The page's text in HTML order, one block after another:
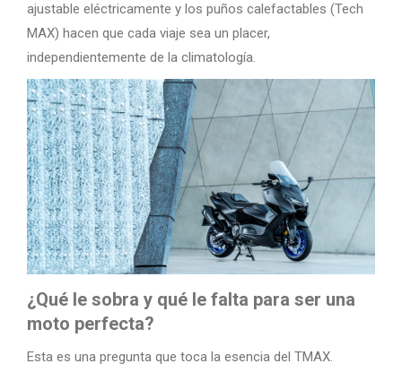
ajustable eléctricamente y los puños calefactables (Tech
MAX) hacen que cada viaje sea un placer,
independientemente de la climatología.
¿Qué le sobra y qué le falta para ser una
moto perfecta?
Esta es una pregunta que toca la esencia del TMAX.